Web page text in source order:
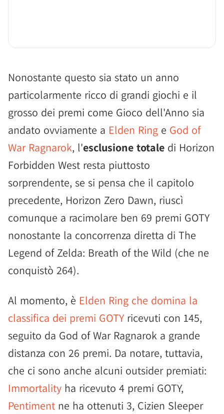
Nonostante questo sia stato un anno
particolarmente ricco di grandi giochi e il
grosso dei premi come Gioco dell'Anno sia
andato ovviamente a Elden Ring e God of
War Ragnarok, l'esclusione totale di Horizon
Forbidden West resta piuttosto
sorprendente, se si pensa che il capitolo
precedente, Horizon Zero Dawn, riuscì
comunque a racimolare ben 69 premi GOTY
nonostante la concorrenza diretta di The
Legend of Zelda: Breath of the Wild (che ne
conquistò 264).
Al momento, è Elden Ring che domina la
classifica dei premi GOTY ricevuti con 145,
seguito da God of War Ragnarok a grande
distanza con 26 premi. Da notare, tuttavia,
che ci sono anche alcuni outsider premiati:
Immortality ha ricevuto 4 premi GOTY,
Pentiment ne ha ottenuti 3, Cizien Sleeper